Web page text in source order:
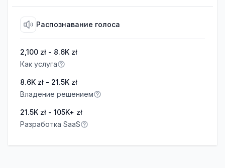
Распознавание голоса
2,100 zł - 8.6K zł
Как услуга
8.6K zł - 21.5K zł
Владение решением
21.5K zł - 105K+ zł
Разработка SaaS